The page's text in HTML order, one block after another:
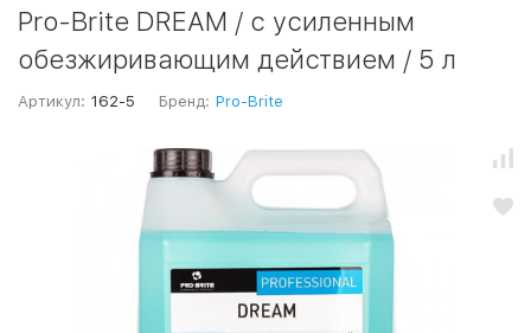
Pro-Brite DREAM / с усиленным
обезжиривающим действием / 5 л
Артикул: 162-5 Бренд: Pro-Brite